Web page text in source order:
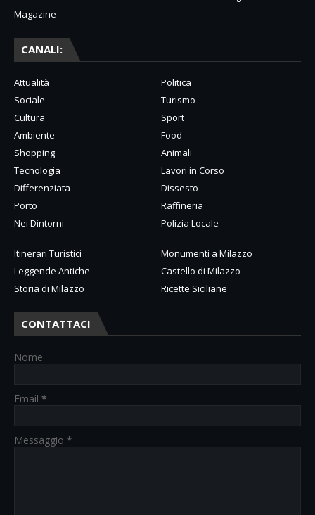
Magazine
CANALI:
Attualità
Politica
Sociale
Turismo
Cultura
Sport
Ambiente
Food
Shopping
Animali
Tecnologia
Lavori in Corso
Differenziata
Dissesto
Porto
Raffineria
Nei Dintorni
Polizia Locale
Itinerari Turistici
Monumenti a Milazzo
Leggende Antiche
Castello di Milazzo
Storia di Milazzo
Ricette Siciliane
CONTATTACI
Nome
Email *
Messaggio *